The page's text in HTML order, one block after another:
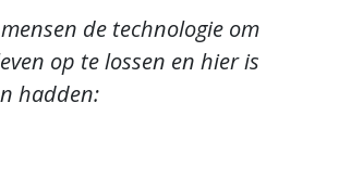
de technologie om
op te lossen en hier is
hadden: